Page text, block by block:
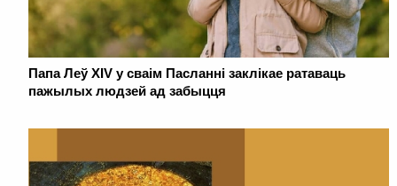
Папа Леў XIV у сваім Пасланні заклікае ратаваць
пажылых людзей ад забыцця